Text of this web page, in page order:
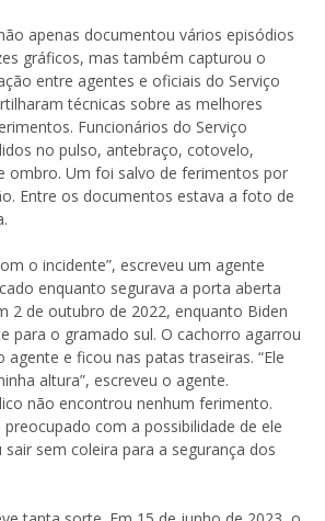
apenas documentou vários episódios
gráficos, mas também capturou o
entre agentes e oficiais do Serviço
técnicas sobre as melhores
Funcionários do Serviço
no pulso, antebraço, cotovelo,
ombro. Um foi salvo de ferimentos por
Entre os documentos estava a foto de
o incidente”, escreveu um agente
enquanto segurava a porta aberta
2 de outubro de 2022, enquanto Biden
para o gramado sul. O cachorro agarrou
e ficou nas patas traseiras. “Ele
altura”, escreveu o agente.
não encontrou nenhum ferimento.
preocupado com a possibilidade de ele
sair sem coleira para a segurança dos